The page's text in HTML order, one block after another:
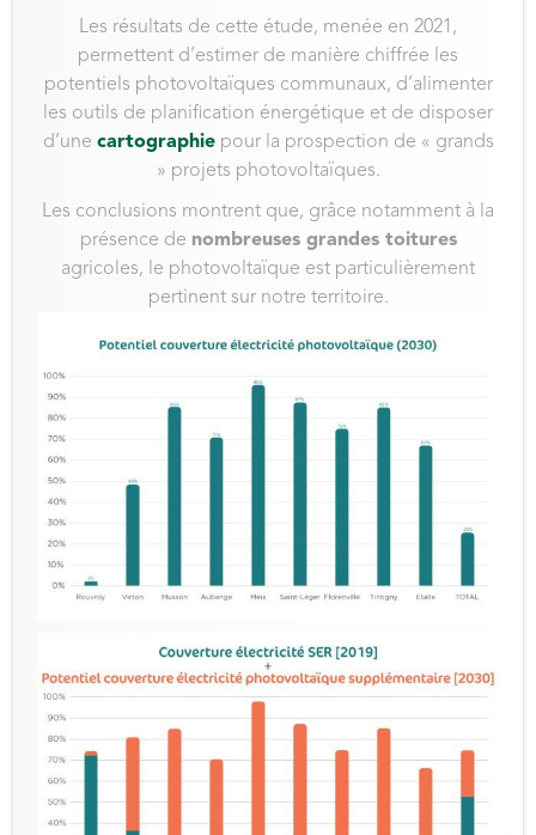
Les résultats de cette étude, menée en 2021,
permettent d’estimer de manière chiffrée les
potentiels photovoltaïques communaux, d’alimenter
les outils de planification énergétique et de disposer
d’une cartographiepour la prospection de « grands
» projets photovoltaïques.
Les conclusions montrent que, grâce notamment à la
présence de nombreuses grandes toitures
agricoles, le photovoltaïque est particulièrement
pertinent sur notre territoire.